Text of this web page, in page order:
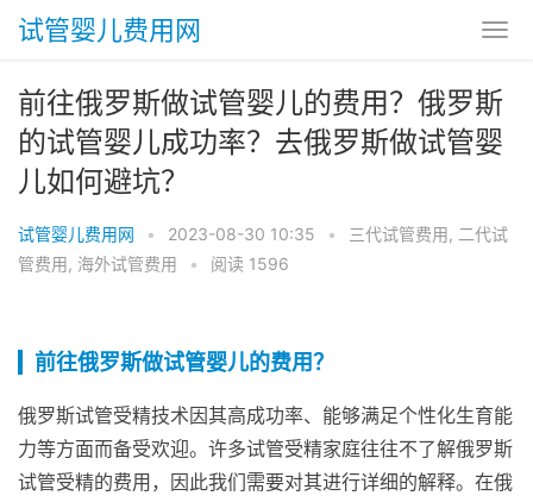
试管婴儿费用网
前往俄罗斯做试管婴儿的费用？俄罗斯
的试管婴儿成功率？去俄罗斯做试管婴
儿如何避坑？
试管婴儿费用网 • 2023-08-30 10:35 • 三代试管费用, 二代试
管费用, 海外试管费用 • 阅读 1596
前往俄罗斯做试管婴儿的费用？
俄罗斯试管受精技术因其高成功率、能够满足个性化生育能
力等方面而备受欢迎。许多试管受精家庭往往不了解俄罗斯
试管受精的费用，因此我们需要对其进行详细的解释。在俄